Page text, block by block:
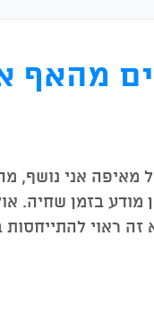
מהאף
מאיפה אני נושף,
מודע בזמן שחיה.
זה ראוי